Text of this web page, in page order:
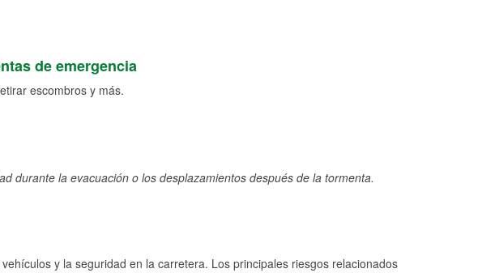
de emergencia
escombros y más.
durante la evacuación o los desplazamientos después de la tormenta.
y la seguridad en la carretera. Los principales riesgos relacionados